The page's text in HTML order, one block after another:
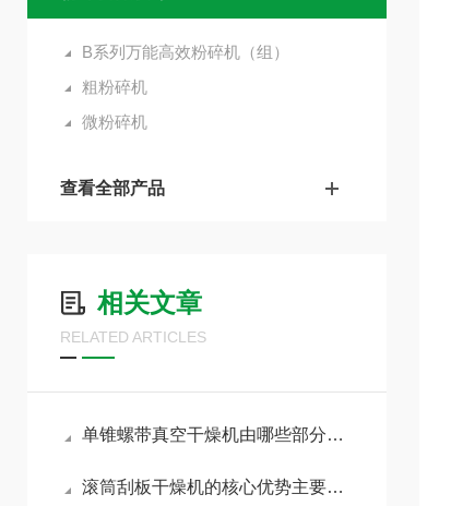
B系列万能高效粉碎机（组）
粗粉碎机
微粉碎机
查看全部产品
相关文章
RELATED ARTICLES
单锥螺带真空干燥机由哪些部分构成？一文读懂关键组成逻辑
滚筒刮板干燥机的核心优势主要有哪些？